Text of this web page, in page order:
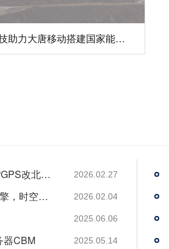
从“跟跑”到“领跑”：酷鲨科技何以成为时频界“GPS改北斗”市场的头号黑马 2026.02.27
酷鲨科技荣膺ITEC“创新 人才奖” 以人才为引擎，时空为基石，驱动智能未来 2026.02.04
2025.06.06
器CBM 2025.05.14